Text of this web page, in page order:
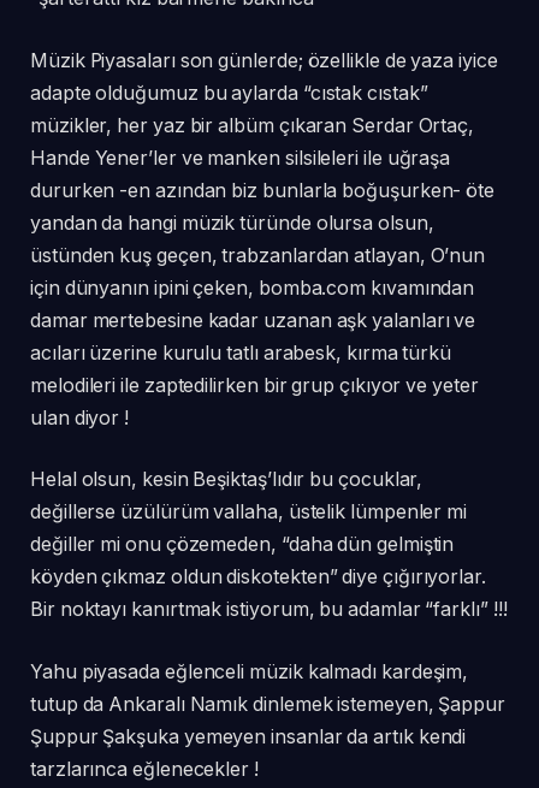
Müzik Piyasaları son günlerde; özellikle de yaza iyice
adapte olduğumuz bu aylarda “cıstak cıstak”
müzikler, her yaz bir albüm çıkaran Serdar Ortaç,
Hande Yener’ler ve manken silsileleri ile uğraşa
dururken -en azından biz bunlarla boğuşurken- öte
yandan da hangi müzik türünde olursa olsun,
üstünden kuş geçen, trabzanlardan atlayan, O’nun
için dünyanın ipini çeken, bomba.com kıvamından
damar mertebesine kadar uzanan aşk yalanları ve
acıları üzerine kurulu tatlı arabesk, kırma türkü
melodileri ile zaptedilirken bir grup çıkıyor ve yeter
ulan diyor !
Helal olsun, kesin Beşiktaş’lıdır bu çocuklar,
değillerse üzülürüm vallaha, üstelik lümpenler mi
değiller mi onu çözemeden, “daha dün gelmiştin
köyden çıkmaz oldun diskotekten” diye çığırıyorlar.
Bir noktayı kanırtmak istiyorum, bu adamlar “farklı” !!!
Yahu piyasada eğlenceli müzik kalmadı kardeşim,
tutup da Ankaralı Namık dinlemek istemeyen, Şappur
Şuppur Şakşuka yemeyen insanlar da artık kendi
tarzlarınca eğlenecekler !